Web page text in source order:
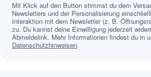
Mit Klick auf den Button stimmst du dem
Newsletters und der Personalisierung
Interaktion mit dem Newsletter (z. B.
zu. Du kannst deine Einwilligung jederzeit
Abmeldelink. Mehr Informationen findest du in
Datenschutzhinweisen.